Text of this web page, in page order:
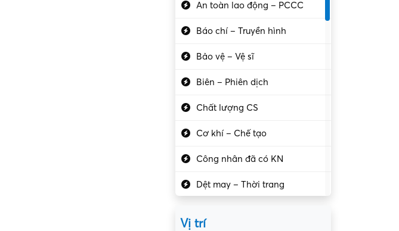
An toàn lao động – PCCC
Báo chí – Truyền hình
Bảo vệ – Vệ sĩ
Biên – Phiên dịch
Chất lượng CS
Cơ khí – Chế tạo
Công nhân đã có KN
Dệt may – Thời trang
Vị trí